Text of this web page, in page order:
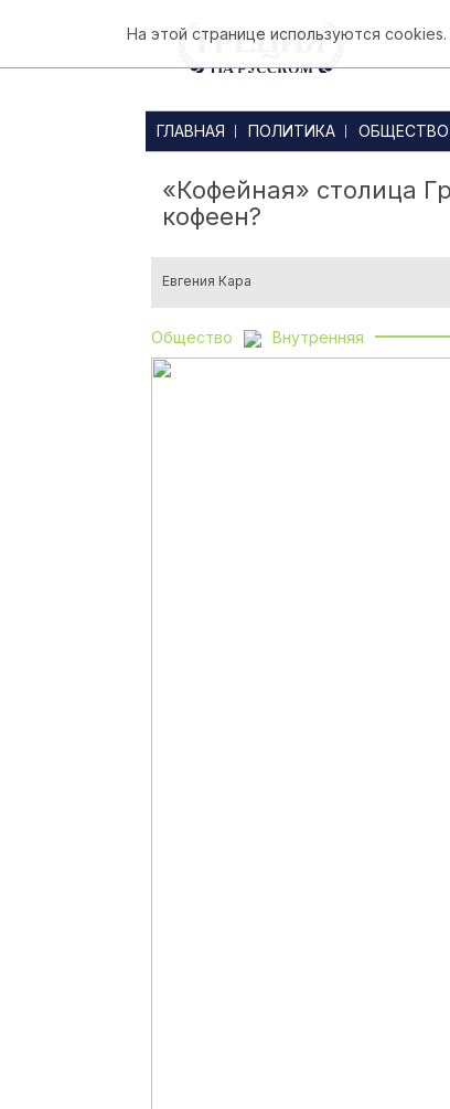
ГЛАВНАЯ ПОЛИТИКА ОБЩЕСТВО
«Кофейная» столица
кофеен?
Евгения Кара
Общество Внутренняя
На этой странице используются